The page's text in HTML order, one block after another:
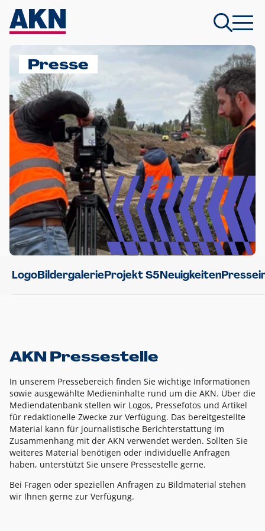
Presse
LogoBildergalerieProjekt S5Neuigkeiten
AKN Pressestelle
In unserem Pressebereich finden Sie wichtige Informationen
sowie ausgewählte Medieninhalte rund um die AKN. Über die
Mediendatenbank stellen wir Logos, Pressefotos und Artikel
für redaktionelle Zwecke zur Verfügung. Das bereitgestellte
Material kann für journalistische Berichterstattung im
Zusammenhang mit der AKN verwendet werden. Sollten Sie
weiteres Material benötigen oder individuelle Anfragen
haben, unterstützt Sie unsere Pressestelle gerne.
Bei Fragen oder speziellen Anfragen zu Bildmaterial stehen
wir Ihnen gerne zur Verfügung.